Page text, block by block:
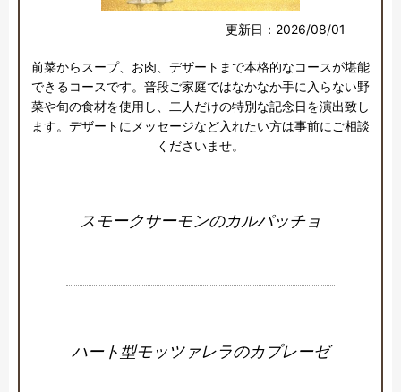
更新日：2026/08/01
前菜からスープ、お肉、デザートまで本格的なコースが堪能
できるコースです。普段ご家庭ではなかなか手に入らない野
菜や旬の食材を使用し、二人だけの特別な記念日を演出致し
ます。デザートにメッセージなど入れたい方は事前にご相談
くださいませ。
スモークサーモンのカルパッチョ
ハート型モッツァレラのカプレーゼ